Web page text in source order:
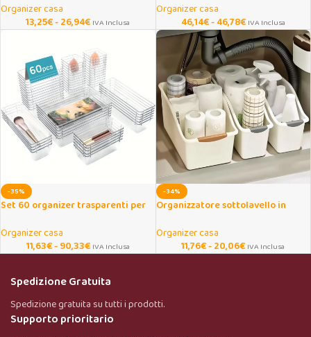
Organizer casa
13,25€-26,94€ IVA Inclusa
Organizer casa
46,14€-46,78€ IVA Inclusa
-35%
Set 60 organizer trasparenti per
Organizer casa
11,63€-90,33€ IVA Inclusa
-34%
Organizzatore sottolavello in
Organizer casa
11,76€-20,06€ IVA Inclusa
Spedizione Gratuita
Spedizione gratuita su tutti i prodotti.
Supporto prioritario